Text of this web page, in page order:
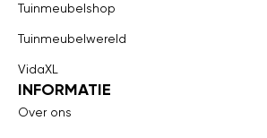
Tuinmeubelshop
Tuinmeubelwereld
VidaXL
INFORMATIE
Over ons